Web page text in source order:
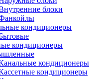
блоки
кондиционеры
кондиционеры
кондиционеры
кондиционеры